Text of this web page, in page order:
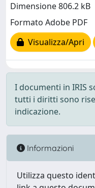
Dimensione 806.2 kB
Formato Adobe PDF
Visualizza/Apri
I documenti in IRIS
tutti i diritti sono
indicazione.
Informazioni
Utilizza questo